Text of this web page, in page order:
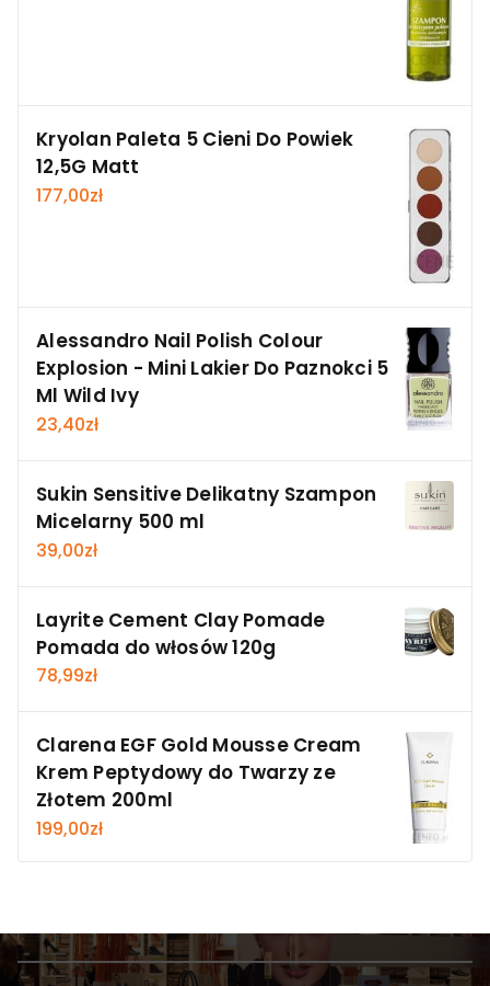
Kryolan Paleta 5 Cieni Do Powiek
12,5G Matt
177,00zł
Alessandro Nail Polish Colour
Explosion - Mini Lakier Do Paznokci 5
Ml Wild Ivy
23,40zł
Sukin Sensitive Delikatny Szampon
Micelarny 500 ml
39,00zł
Layrite Cement Clay Pomade
Pomada do włosów 120g
78,99zł
Clarena EGF Gold Mousse Cream
Krem Peptydowy do Twarzy ze
Złotem 200ml
199,00zł